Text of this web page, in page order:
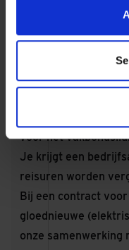
in het
Een smartphone.
Uitstekende
een
aanvulling bij
voor het
Je krijgt een
reisuren worden
Bij een contract
gloednieuwe
onze samenwerking